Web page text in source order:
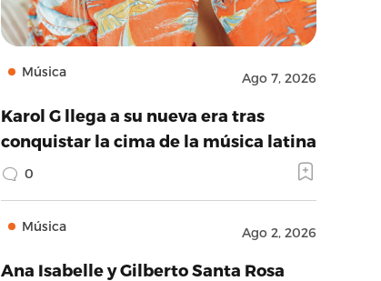
Música Ago 7, 2026
Karol G llega a su nueva era tras
conquistar la cima de la música latina
0
Música Ago 2, 2026
Ana Isabelle y Gilberto Santa Rosa